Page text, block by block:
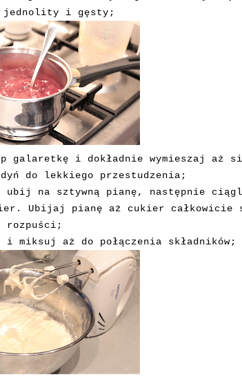
jednolity i gęsty;
galaretkę i dokładnie wymieszaj aż
do lekkiego przestudzenia;
na sztywną pianę, następnie
Ubijaj pianę aż cukier całkowicie
rozpuści;
i miksuj aż do połączenia składników;